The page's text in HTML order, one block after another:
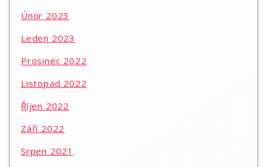
Únor 2023
Leden 2023
Prosinec 2022
Listopad 2022
Říjen 2022
Září 2022
Srpen 2021